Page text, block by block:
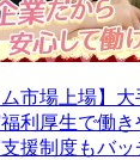
ム市場上場】
利厚生で働き
援制度もバ